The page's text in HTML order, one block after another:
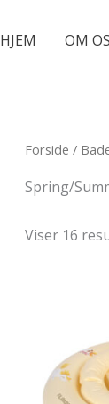
HJEM OM OS
Forside /
Spring/
Viser 16